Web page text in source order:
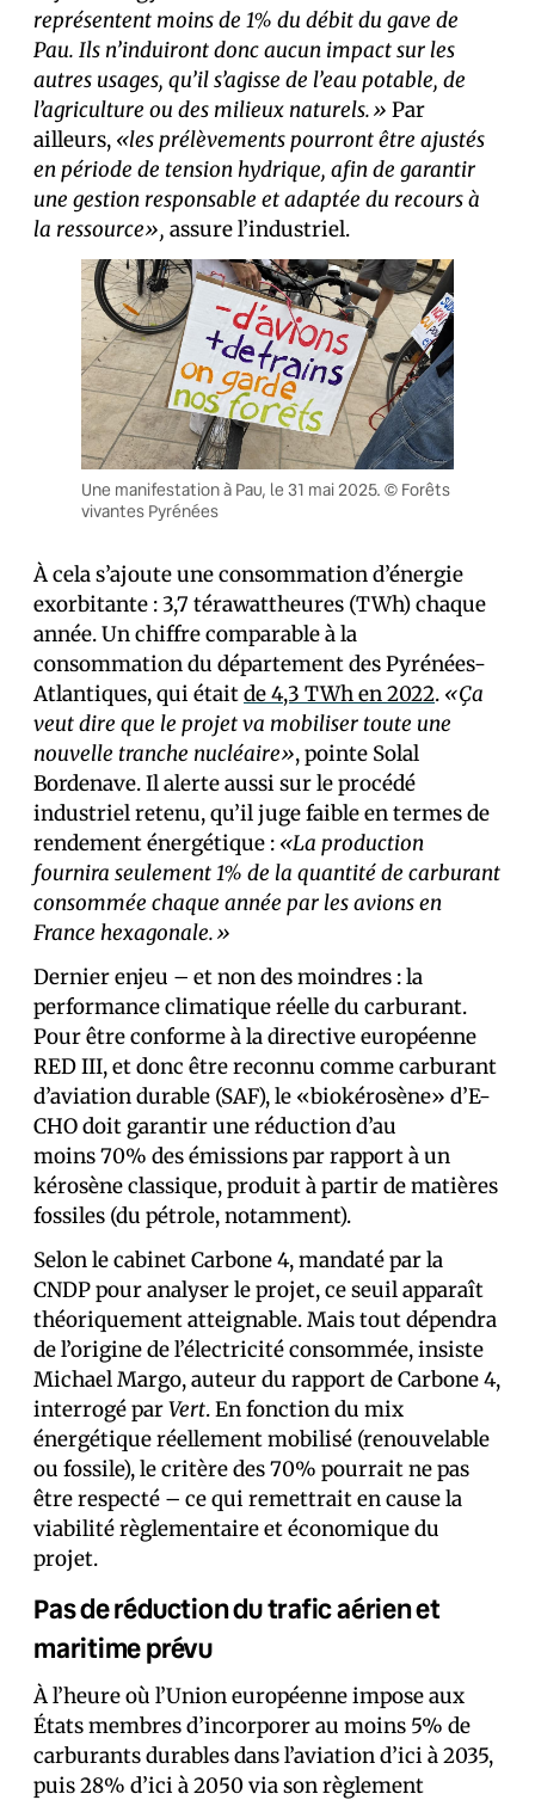
représentent moins de 1% du débit du gave de
Pau. Ils n’induiront donc aucun impact sur les
autres usages, qu’il s’agisse de l’eau potable, de
l’agriculture ou des milieux naturels.» Par
ailleurs, «les prélèvements pourront être ajustés
en période de tension hydrique, afin de garantir
une gestion responsable et adaptée du recours à
la ressource», assure l’industriel.
Une manifestation à Pau, le 31 mai 2025. © Forêts
vivantes Pyrénées
À cela s’ajoute une consommation d’énergie
exorbitante : 3,7 térawattheures (TWh) chaque
année. Un chiffre comparable à la
consommation du département des Pyrénées-
Atlantiques, qui étaitde 4,3 TWh en 2022. «Ça
veut dire que le projet va mobiliser toute une
nouvelle tranche nucléaire», pointe Solal
Bordenave. Il alerte aussi sur le procédé
industriel retenu, qu’il juge faible en termes de
rendement énergétique : «La production
fournira seulement 1% de la quantité de carburant
consommée chaque année par les avions en
France hexagonale.»
Dernier enjeu – et non des moindres : la
performance climatique réelle du carburant.
Pour être conforme à la directive européenne
RED III, et donc être reconnu comme carburant
d’aviation durable (SAF), le «biokérosène» d’E-
CHO doit garantir une réduction d’au
moins 70% des émissions par rapport à un
kérosène classique, produit à partir de matières
fossiles (du pétrole, notamment).
Selon le cabinet Carbone 4, mandaté par la
CNDP pour analyser le projet, ce seuil apparaît
théoriquement atteignable. Mais tout dépendra
de l’origine de l’électricité consommée, insiste
Michael Margo, auteur du rapport de Carbone 4,
interrogé parVert. En fonction du mix
énergétique réellement mobilisé (renouvelable
ou fossile), le critère des 70% pourrait ne pas
être respecté – ce qui remettrait en cause la
viabilité règlementaire et économique du
projet.
Pas de réduction du trafic aérien et
maritime prévu
À l’heure où l’Union européenne impose aux
États membres d’incorporer au moins 5% de
carburants durables dans l’aviation d’ici à 2035,
puis 28% d’ici à 2050 via son règlement